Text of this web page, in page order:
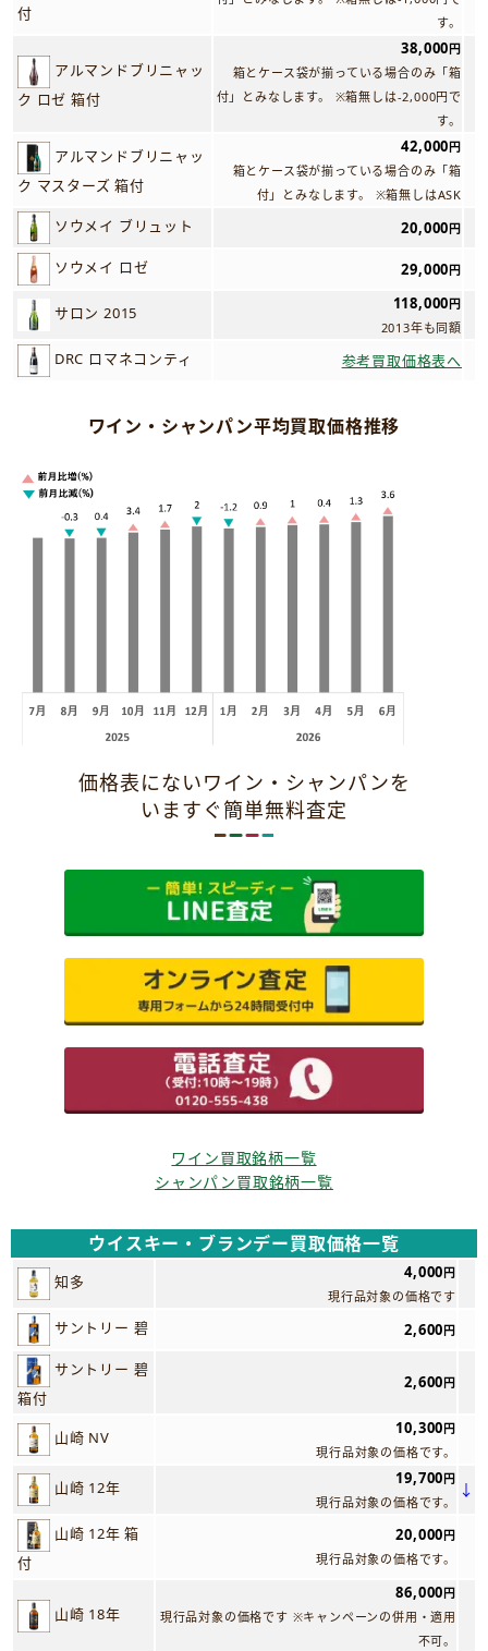
付
す。
アルマンドブリニャッ
ク ロゼ 箱付
38,000円
箱とケース袋が揃っている場合のみ「箱
付」とみなします。 ※箱無しは-2,000円で
す。
アルマンドブリニャッ
ク マスターズ 箱付
42,000円
箱とケース袋が揃っている場合のみ「箱
付」とみなします。 ※箱無しはASK
ソウメイ ブリュット 20,000円
ソウメイ ロゼ 29,000円
サロン 2015
118,000円
2013年も同額
DRC ロマネコンティ 参考買取価格表へ
ワイン・シャンパン平均買取価格推移
価格表にないワイン・シャンパンを
いますぐ簡単無料査定
ワイン買取銘柄一覧
シャンパン買取銘柄一覧
ウイスキー・ブランデー買取価格一覧
知多
4,000円
現行品対象の価格です
サントリー 碧 2,600円
サントリー 碧
箱付
2,600円
山崎 NV
10,300円
現行品対象の価格です。
山崎 12年
19,700円
現行品対象の価格です。
↓
山崎 12年 箱
付
20,000円
現行品対象の価格です。
山崎 18年
86,000円
現行品対象の価格です ※キャンペーンの併用・適用
不可。